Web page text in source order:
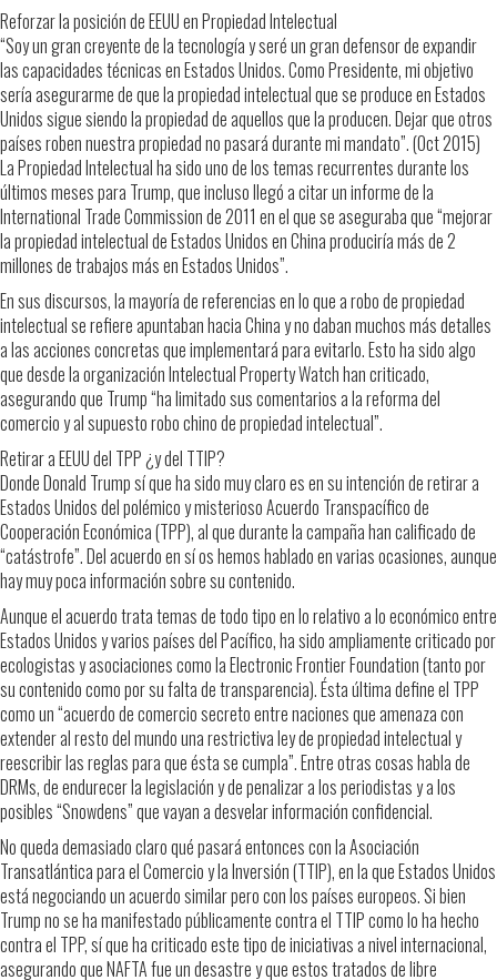
Reforzar la posición de EEUU en Propiedad Intelectual
“Soy un gran creyente de la tecnología y seré un gran defensor de expandir
las capacidades técnicas en Estados Unidos. Como Presidente, mi objetivo
sería asegurarme de que la propiedad intelectual que se produce en Estados
Unidos sigue siendo la propiedad de aquellos que la producen. Dejar que otros
países roben nuestra propiedad no pasará durante mi mandato”. (Oct 2015)
La Propiedad Intelectual ha sido uno de los temas recurrentes durante los
últimos meses para Trump, que incluso llegó a citar un informe de la
International Trade Commission de 2011 en el que se aseguraba que “mejorar
la propiedad intelectual de Estados Unidos en China produciría más de 2
millones de trabajos más en Estados Unidos”.
En sus discursos, la mayoría de referencias en lo que a robo de propiedad
intelectual se refiere apuntaban hacia China y no daban muchos más detalles
a las acciones concretas que implementará para evitarlo. Esto ha sido algo
que desde la organización Intelectual Property Watch han criticado,
asegurando que Trump “ha limitado sus comentarios a la reforma del
comercio y al supuesto robo chino de propiedad intelectual”.
Retirar a EEUU del TPP ¿y del TTIP?
Donde Donald Trump sí que ha sido muy claro es en su intención de retirar a
Estados Unidos del polémico y misterioso Acuerdo Transpacífico de
Cooperación Económica (TPP), al que durante la campaña han calificado de
“catástrofe”. Del acuerdo en sí os hemos hablado en varias ocasiones, aunque
hay muy poca información sobre su contenido.
Aunque el acuerdo trata temas de todo tipo en lo relativo a lo económico entre
Estados Unidos y varios países del Pacífico, ha sido ampliamente criticado por
ecologistas y asociaciones como la Electronic Frontier Foundation (tanto por
su contenido como por su falta de transparencia). Ésta última define el TPP
como un “acuerdo de comercio secreto entre naciones que amenaza con
extender al resto del mundo una restrictiva ley de propiedad intelectual y
reescribir las reglas para que ésta se cumpla”. Entre otras cosas habla de
DRMs, de endurecer la legislación y de penalizar a los periodistas y a los
posibles “Snowdens” que vayan a desvelar información confidencial.
No queda demasiado claro qué pasará entonces con la Asociación
Transatlántica para el Comercio y la Inversión (TTIP), en la que Estados Unidos
está negociando un acuerdo similar pero con los países europeos. Si bien
Trump no se ha manifestado públicamente contra el TTIP como lo ha hecho
contra el TPP, sí que ha criticado este tipo de iniciativas a nivel internacional,
asegurando que NAFTA fue un desastre y que estos tratados de libre